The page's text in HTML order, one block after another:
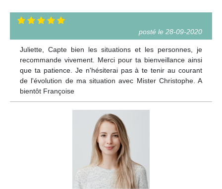
posté le 28-09-2020
Juliette, Capte bien les situations et les personnes, je
recommande vivement. Merci pour ta bienveillance ainsi
que ta patience. Je n'hésiterai pas à te tenir au courant
de l'évolution de ma situation avec Mister Christophe. A
bientôt Françoise